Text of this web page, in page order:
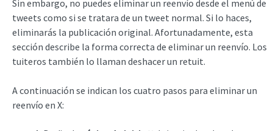
Sin embargo, no puedes eliminar un reenvío desde el menú de
tweets como si se tratara de un tweet normal. Si lo haces,
eliminarás la publicación original. Afortunadamente, esta
sección describe la forma correcta de eliminar un reenvío. Los
tuiteros también lo llaman deshacer un retuit.
A continuación se indican los cuatro pasos para eliminar un
reenvío en X: